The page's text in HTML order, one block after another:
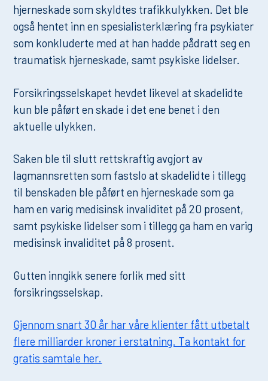
hjerneskade som skyldtes trafikkulykken. Det ble
også hentet inn en spesialisterklæring fra psykiater
som konkluderte med at han hadde pådratt seg en
traumatisk hjerneskade, samt psykiske lidelser.
Forsikringsselskapet hevdet likevel at skadelidte
kun ble påført en skade i det ene benet i den
aktuelle ulykken.
Saken ble til slutt rettskraftig avgjort av
lagmannsretten som fastslo at skadelidte i tillegg
til benskaden ble påført en hjerneskade som ga
ham en varig medisinsk invaliditet på 20 prosent,
samt psykiske lidelser som i tillegg ga ham en varig
medisinsk invaliditet på 8 prosent.
Gutten inngikk senere forlik med sitt
forsikringsselskap.
Gjennom snart 30 år har våre klienter fått utbetalt
flere milliarder kroner i erstatning. Ta kontakt for
gratis samtale her.